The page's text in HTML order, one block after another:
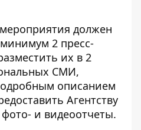
должен
2 пресс-
их в 2
СМИ,
описанием
Агентству
и видеоотчеты.